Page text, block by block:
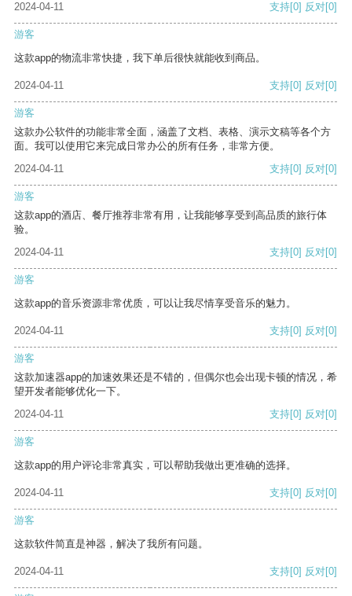
2024-04-11 支持[0] 反对[0]
游客
这款app的物流非常快捷，我下单后很快就能收到商品。
2024-04-11 支持[0] 反对[0]
游客
这款办公软件的功能非常全面，涵盖了文档、表格、演示文稿等各个方
面。我可以使用它来完成日常办公的所有任务，非常方便。
2024-04-11
支持[0] 反对[0]
游客
这款app的酒店、餐厅推荐非常有用，让我能够享受到高品质的旅行体
验。
2024-04-11
支持[0] 反对[0]
游客
这款app的音乐资源非常优质，可以让我尽情享受音乐的魅力。
2024-04-11 支持[0] 反对[0]
游客
这款加速器app的加速效果还是不错的，但偶尔也会出现卡顿的情况，希
望开发者能够优化一下。
2024-04-11
支持[0] 反对[0]
游客
这款app的用户评论非常真实，可以帮助我做出更准确的选择。
2024-04-11 支持[0] 反对[0]
游客
这款软件简直是神器，解决了我所有问题。
2024-04-11 支持[0] 反对[0]